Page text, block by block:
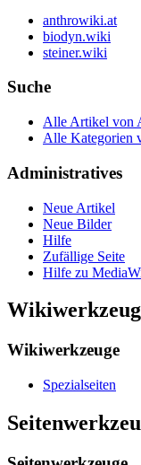
anthrowiki.at
biodyn.wiki
steiner.wiki
Suche
Alle Artikel von
Alle Kategorien
Administratives
Neue Artikel
Neue Bilder
Hilfe
Zufällige Seite
Hilfe zu
Wikiwerkzeuge
Spezialseiten